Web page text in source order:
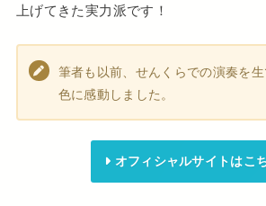
上げてきた実力派です！
筆者も以前、せんくらでの演奏を
色に感動しました。
オフィシャルサイトはこ